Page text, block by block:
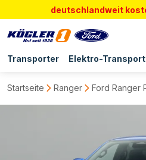
deutschlandweit
Transporter Elektro-
Startseite Ranger Ford Ranger